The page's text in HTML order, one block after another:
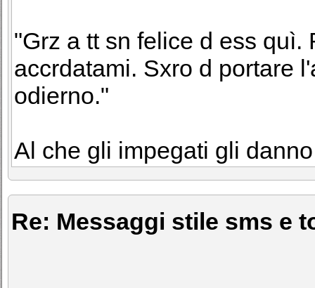
"Grz a tt sn felice d ess quì.
accrdatami. Sxro d portare
odierno."
Al che gli impegati gli
Re: Messaggi stile sms e